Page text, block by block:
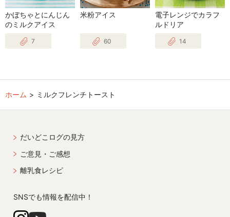
かぼちゃとにんじん
のミルクアイス
7
米粉アイス
60
電子レンジでカラフ
ルドリア
14
ホーム ミルクフレンチトースト
だいどこログの見方
ご意見・ご感想
離乳食レシピ
SNSでも情報を配信中！